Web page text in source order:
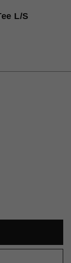
L/S